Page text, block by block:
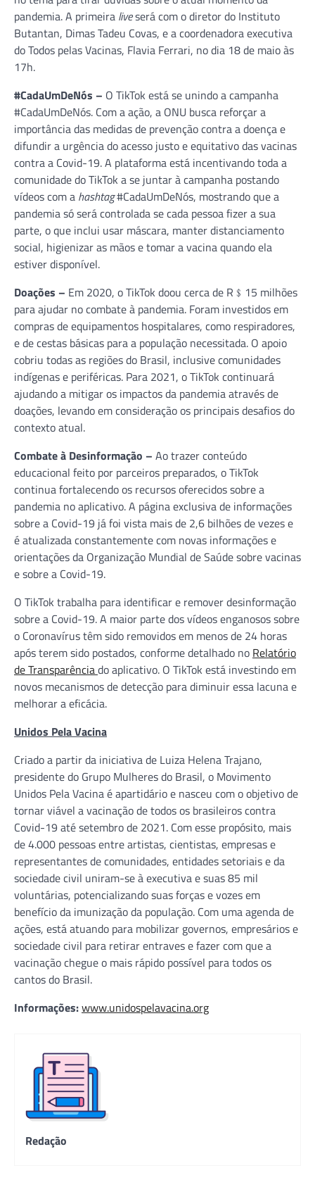
pandemia. A primeira liveserá com o diretor do Instituto
Butantan, Dimas Tadeu Covas, e a coordenadora executiva
do Todos pelas Vacinas, Flavia Ferrari, no dia 18 de maio às
17h.
#CadaUmDeNós – O TikTok está se unindo a campanha
#CadaUmDeNós. Com a ação, a ONU busca reforçar a
importância das medidas de prevenção contra a doença e
difundir a urgência do acesso justo e equitativo das vacinas
contra a Covid-19. A plataforma está incentivando toda a
comunidade do TikTok a se juntar à campanha postando
vídeos com a hashtag#CadaUmDeNós, mostrando que a
pandemia só será controlada se cada pessoa fizer a sua
parte, o que inclui usar máscara, manter distanciamento
social, higienizar as mãos e tomar a vacina quando ela
estiver disponível.
Doações – Em 2020, o TikTok doou cerca de R﹩15 milhões
para ajudar no combate à pandemia. Foram investidos em
compras de equipamentos hospitalares, como respiradores,
e de cestas básicas para a população necessitada. O apoio
cobriu todas as regiões do Brasil, inclusive comunidades
indígenas e periféricas. Para 2021, o TikTok continuará
ajudando a mitigar os impactos da pandemia através de
doações, levando em consideração os principais desafios do
contexto atual.
Combate à Desinformação – Ao trazer conteúdo
educacional feito por parceiros preparados, o TikTok
continua fortalecendo os recursos oferecidos sobre a
pandemia no aplicativo. A página exclusiva de informações
sobre a Covid-19 já foi vista mais de 2,6 bilhões de vezes e
é atualizada constantemente com novas informações e
orientações da Organização Mundial de Saúde sobre vacinas
e sobre a Covid-19.
O TikTok trabalha para identificar e remover desinformação
sobre a Covid-19. A maior parte dos vídeos enganosos sobre
o Coronavírus têm sido removidos em menos de 24 horas
após terem sido postados, conforme detalhado no Relatório
de Transparênciado aplicativo. O TikTok está investindo em
novos mecanismos de detecção para diminuir essa lacuna e
melhorar a eficácia.
Unidos Pela Vacina
Criado a partir da iniciativa de Luiza Helena Trajano,
presidente do Grupo Mulheres do Brasil, o Movimento
Unidos Pela Vacina é apartidário e nasceu com o objetivo de
tornar viável a vacinação de todos os brasileiros contra
Covid-19 até setembro de 2021. Com esse propósito, mais
de 4.000 pessoas entre artistas, cientistas, empresas e
representantes de comunidades, entidades setoriais e da
sociedade civil uniram-se à executiva e suas 85 mil
voluntárias, potencializando suas forças e vozes em
benefício da imunização da população. Com uma agenda de
ações, está atuando para mobilizar governos, empresários e
sociedade civil para retirar entraves e fazer com que a
vacinação chegue o mais rápido possível para todos os
cantos do Brasil.
Informações:www.unidospelavacina.org
Redação